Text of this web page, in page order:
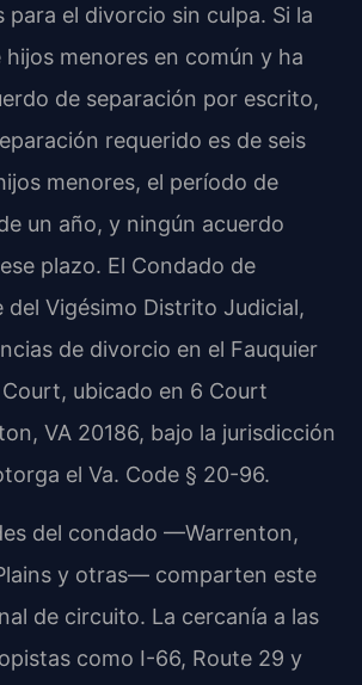
para el divorcio sin culpa. Si la
menores en común y ha
de separación por escrito,
requerido es de seis
menores, el período de
un año, y ningún acuerdo
plazo. El Condado de
del Vigésimo Distrito Judicial,
de divorcio en el Fauquier
ubicado en 6 Court
VA 20186, bajo la jurisdicción
el Va. Code § 20-96.
del condado —Warrenton,
y otras— comparten este
de circuito. La cercanía a las
como I-66, Route 29 y